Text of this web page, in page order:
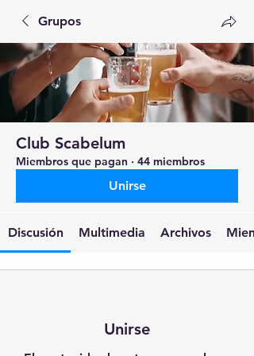
Grupos
Club Scabelum
Miembros que pagan · 44 miembros
Unirse
Discusión Multimedia Archivos
Unirse